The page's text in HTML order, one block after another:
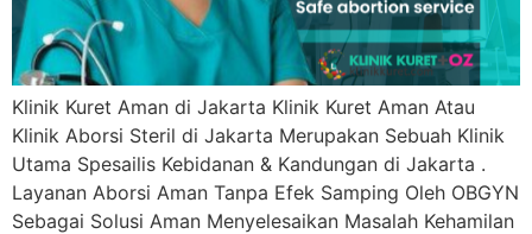
Klinik Kuret Aman di Jakarta Klinik Kuret Aman Atau
Klinik Aborsi Steril di Jakarta Merupakan Sebuah Klinik
Utama Spesailis Kebidanan & Kandungan di Jakarta .
Layanan Aborsi Aman Tanpa Efek Samping Oleh OBGYN
Sebagai Solusi Aman Menyelesaikan Masalah Kehamilan